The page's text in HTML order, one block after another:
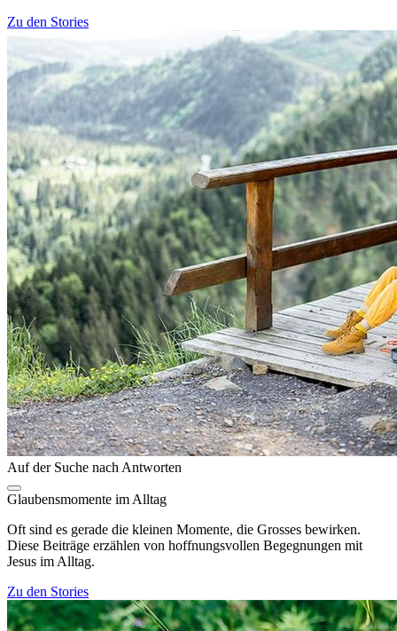
Zu den Stories
Auf der Suche nach Antworten
Glaubensmomente im Alltag
Oft sind es gerade die kleinen Momente, die Grosses bewirken.
Diese Beiträge erzählen von hoffnungsvollen Begegnungen mit
Jesus im Alltag.
Zu den Stories